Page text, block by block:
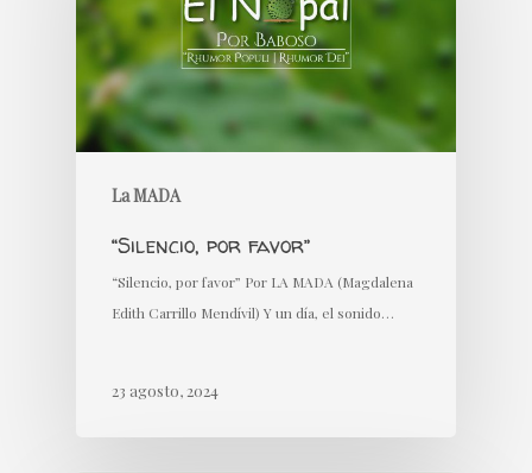
La MADA
“Silencio, por favor”
“Silencio, por favor” Por LA MADA (Magdalena
Edith Carrillo Mendívil) Y un día, el sonido…
23 agosto, 2024